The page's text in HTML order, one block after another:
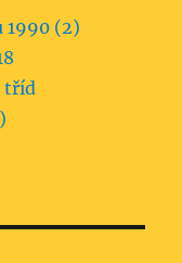
1990 (2)
tříd